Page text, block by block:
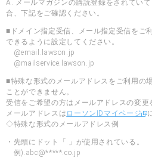
A. メールマガジンの購読登録をされてい
合、下記をご確認ください。
■ドメイン指定受信、メール指定受信をご
できるように設定してください。
@email.lawson.jp
@mailservice.lawson.jp
■特殊な形式のメールアドレスをご利用の
ことができません。
受信をご希望の方はメールアドレスの変更
メールアドレスは ローソンIDマイページ
◇特殊な形式のメールアドレス例
・先頭にドット「.」が使用されている。
例).abc@*****.co.jp